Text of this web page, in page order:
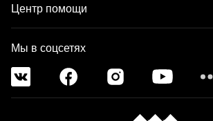
Центр помощи
Мы в соцсетях